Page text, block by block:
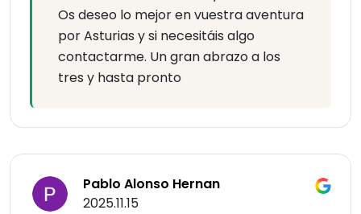
Os deseo lo mejor en vuestra aventura
por Asturias y si necesitáis algo
contactarme. Un gran abrazo a los
tres y hasta pronto
Pablo Alonso Hernan
2025.11.15